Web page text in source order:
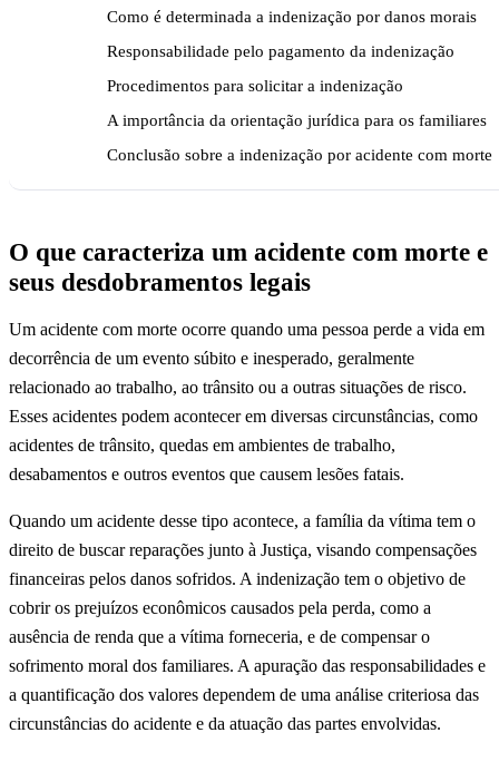
Como é determinada a indenização por danos morais
Responsabilidade pelo pagamento da indenização
Procedimentos para solicitar a indenização
A importância da orientação jurídica para os familiares
Conclusão sobre a indenização por acidente com morte
O que caracteriza um acidente com morte e
seus desdobramentos legais
Um acidente com morte ocorre quando uma pessoa perde a vida em
decorrência de um evento súbito e inesperado, geralmente
relacionado ao trabalho, ao trânsito ou a outras situações de risco.
Esses acidentes podem acontecer em diversas circunstâncias, como
acidentes de trânsito, quedas em ambientes de trabalho,
desabamentos e outros eventos que causem lesões fatais.
Quando um acidente desse tipo acontece, a família da vítima tem o
direito de buscar reparações junto à Justiça, visando compensações
financeiras pelos danos sofridos. A indenização tem o objetivo de
cobrir os prejuízos econômicos causados pela perda, como a
ausência de renda que a vítima forneceria, e de compensar o
sofrimento moral dos familiares. A apuração das responsabilidades e
a quantificação dos valores dependem de uma análise criteriosa das
circunstâncias do acidente e da atuação das partes envolvidas.